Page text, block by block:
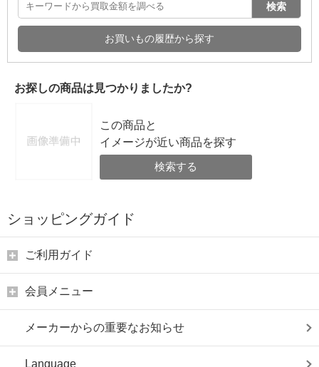
検索
お買いもの履歴から探す
お探しの商品は見つかりましたか?
この商品と
イメージが近い商品を探す
検索する
ショッピングガイド
ご利用ガイド
会員メニュー
メーカーからの重要なお知らせ
Language